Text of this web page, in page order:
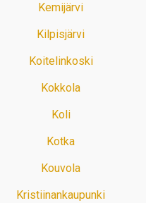
Kemijärvi
Kilpisjärvi
Koitelinkoski
Kokkola
Koli
Kotka
Kouvola
Kristiinankaupunki